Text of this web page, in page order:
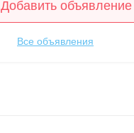
Добавить объявление
Все объявления